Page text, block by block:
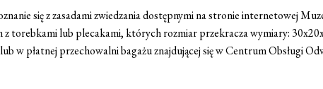
się z zasadami zwiedzania dostępnymi na stronie internetowej
torebkami lub plecakami, których rozmiar przekracza wymiary:
w płatnej przechowalni bagażu znajdującej się w Centrum Obsługi